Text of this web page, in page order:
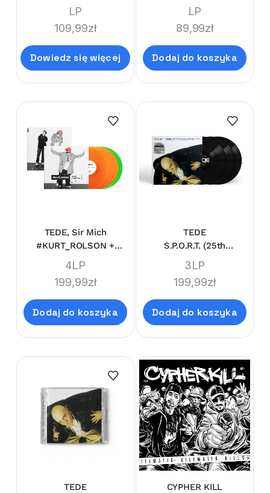
SPLATTER)
LP
109,99zł
Dowiedz się więcej
(GLITTER VINYL
LIMI'TEDE'DITION)
LP
89,99zł
Dodaj do koszyka
TEDE, Sir Mich
#KURT_ROLSON +
#KURORT_ROLSON
(LIMI'TEDE'DITION
DELUXE BOX)
4LP
199,99zł
Dodaj do koszyka
TEDE
S.P.O.R.T. (25th
Anniversary)
3LP
199,99zł
Dodaj do koszyka
TEDE
CYPHER KILL